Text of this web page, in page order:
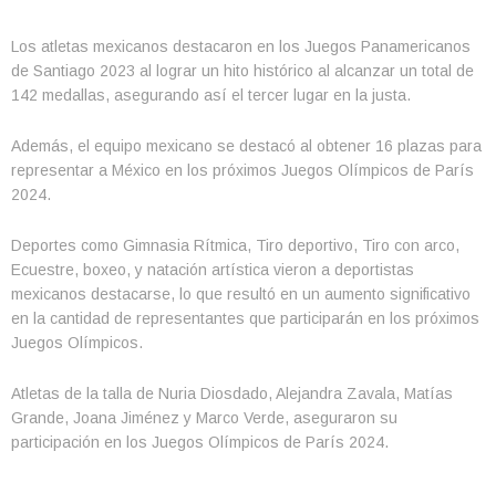
Los atletas mexicanos destacaron en los Juegos Panamericanos
de Santiago 2023 al lograr un hito histórico al alcanzar un total de
142 medallas, asegurando así el tercer lugar en la justa.
Además, el equipo mexicano se destacó al obtener 16 plazas para
representar a México en los próximos Juegos Olímpicos de París
2024.
Deportes como Gimnasia Rítmica, Tiro deportivo, Tiro con arco,
Ecuestre, boxeo, y natación artística vieron a deportistas
mexicanos destacarse, lo que resultó en un aumento significativo
en la cantidad de representantes que participarán en los próximos
Juegos Olímpicos.
Atletas de la talla de Nuria Diosdado, Alejandra Zavala, Matías
Grande, Joana Jiménez y Marco Verde, aseguraron su
participación en los Juegos Olímpicos de París 2024.